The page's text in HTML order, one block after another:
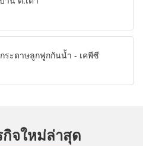
ระดาษลูกฟูกกันน้ำ - เคพีซี
กิจใหม่ล่าสุด